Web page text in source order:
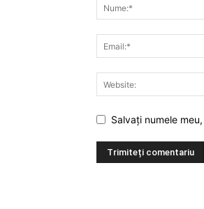
Salvați numele